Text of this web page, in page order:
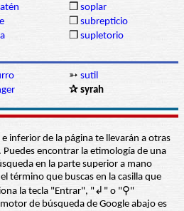
❒ soplar
❒ subrepticio
❒ supletorio
➳ sutil
✰ syrah
inferior de la página te llevarán a otras
Puedes encontrar la etimología de una
en la parte superior a mano
término que buscas en la casilla que
la tecla "Entrar", "↲" o "⚲"
de búsqueda de Google abajo es